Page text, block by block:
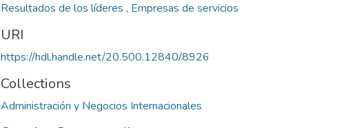
Resultados de los líderes , Empresas de servicios
URI
https://hdl.handle.net/20.500.12840/8926
Collections
Administración y Negocios Internacionales